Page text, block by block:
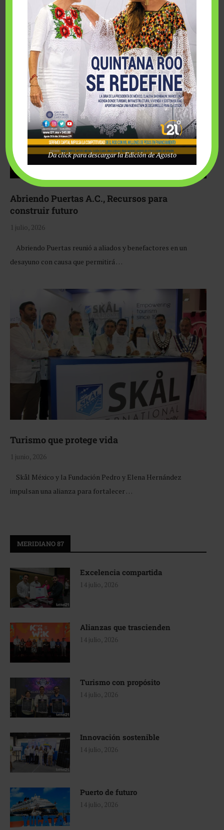
Fairmont Mayakoba y Make-A-Wish México unieron
esfuerzos para hacer realidad el deseo de una …
Abriendo Puertas A.C., Recursos para
construir futuro
1 julio, 2026
Abriendo Puertas reunió a aliados y benefactores en un
desayuno con causa que permitirá …
Turismo que protege vida
1 junio, 2026
Skål México y la Fundación Pedro y Elena Hernández
impulsan una alianza para fortalecer …
MERIDIANO 87
Excelencia compartida
14 julio, 2026
Alianzas que trascienden
14 julio, 2026
Turismo con propósito
14 julio, 2026
Innovación sostenible
14 julio, 2026
Puerto de futuro
14 julio, 2026
Da click para descargar la Edición de Agosto